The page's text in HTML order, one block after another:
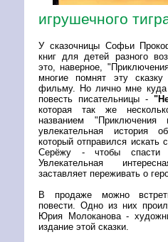
игрушечного
У сказочницы Софьи
книг для детей разного
это, наверное,
многие помнят эту
фильму. Но лично мне куда
повесть писательницы -
которая так же
названием
увлекательная история
который отправился искать
Серёжу - чтобы спасти
Увлекательная
заставляет переживать о
В продаже можно
повести. Одно из них
Юрия Молоканова -
издание этой сказки.